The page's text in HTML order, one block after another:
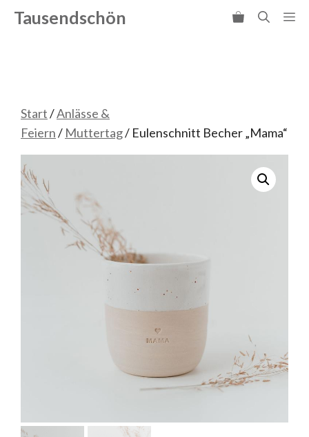
Zum
Inhalt
Tausendschön
Start/Anlässe &
Feiern/ Muttertag/ Eulenschnitt Becher „Mama“